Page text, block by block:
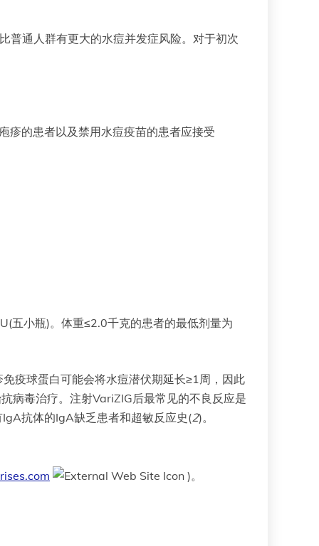
普通人群有更大的水痘并发症风险。对于初次
疹的患者以及禁用水痘疫苗的患者应接受
五小瓶)。体重≤2.0千克的患者的最低剂量为
疫球蛋白可能会将水痘潜伏期延长≥1周，因此
病毒治疗。注射VariZIG后最常见的不良反应是
抗体的IgA缺乏患者和超敏反应史(2)。
)。